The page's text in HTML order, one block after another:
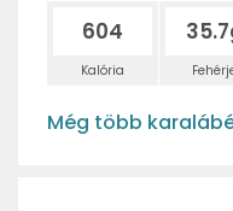
604
Kalória
Még több